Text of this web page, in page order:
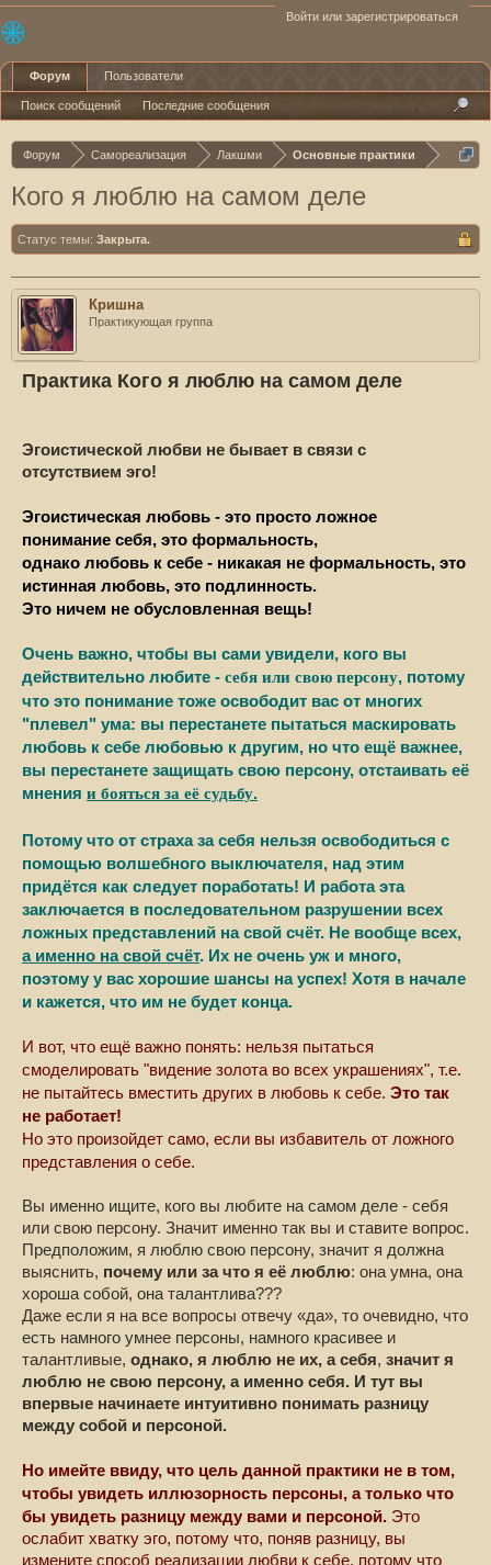
Войти или зарегистрироваться
Форум Самореализация Лакшми Основные практики
Кого я люблю на самом деле
Статус темы: Закрыта.
Кришна
Практикующая группа
Практика Кого я люблю на самом деле
Эгоистической любви не бывает в связи с
отсутствием эго!
Эгоистическая любовь - это просто ложное
понимание себя, это формальность,
однако любовь к себе - никакая не формальность, это
истинная любовь, это подлинность.
Это ничем не обусловленная вещь!
Очень важно, чтобы вы сами увидели, кого вы
действительно любите - себя или свою персону, потому
что это понимание тоже освободит вас от многих
"плевел" ума: вы перестанете пытаться маскировать
любовь к себе любовью к другим, но что ещё важнее,
вы перестанете защищать свою персону, отстаивать её
мнения и бояться за её судьбу.
Потому что от страха за себя нельзя освободиться с
помощью волшебного выключателя, над этим
придётся как следует поработать! И работа эта
заключается в последовательном разрушении всех
ложных представлений на свой счёт. Не вообще всех,
а именно на свой счёт. Их не очень уж и много,
поэтому у вас хорошие шансы на успех! Хотя в начале
и кажется, что им не будет конца.
И вот, что ещё важно понять: нельзя пытаться
смоделировать "видение золота во всех украшениях", т.е.
не пытайтесь вместить других в любовь к себе. Это так
не работает!
Но это произойдет само, если вы избавитель от ложного
представления о себе.
Вы именно ищите, кого вы любите на самом деле - себя
или свою персону. Значит именно так вы и ставите вопрос.
Предположим, я люблю свою персону, значит я должна
выяснить, почему или за что я её люблю: она умна, она
хороша собой, она талантлива???
Даже если я на все вопросы отвечу «да», то очевидно, что
есть намного умнее персоны, намного красивее и
талантливые, однако, я люблю не их, а себя, значит я
люблю не свою персону, а именно себя. И тут вы
впервые начинаете интуитивно понимать разницу
между собой и персоной.
Но имейте ввиду, что цель данной практики не в том,
чтобы увидеть иллюзорность персоны, а только что
бы увидеть разницу между вами и персоной. Это
ослабит хватку эго, потому что, поняв разницу, вы
измените способ реализации любви к себе, потому что
Форум
Поиск сообщений Последние сообщения
Пользователи